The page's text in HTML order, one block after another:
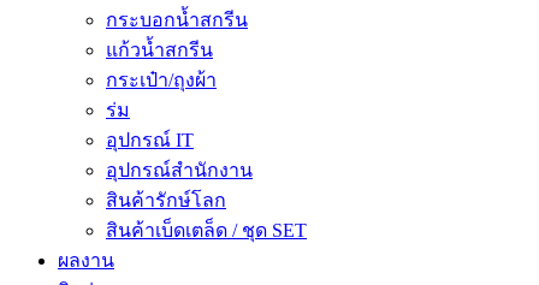
กระบอกน้ำสกรีน
แก้วน้ำสกรีน
กระเป๋า/ถุงผ้า
ร่ม
อุปกรณ์ IT
อุปกรณ์สำนักงาน
สินค้ารักษ์โลก
สินค้าเบ็ดเตล็ด / ชุด SET
ผลงาน